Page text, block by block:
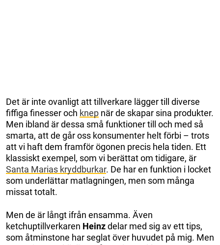
Det är inte ovanligt att tillverkare lägger till diverse
fiffiga finesser och knep när de skapar sina produkter.
Men ibland är dessa små funktioner till och med så
smarta, att de går oss konsumenter helt förbi – trots
att vi haft dem framför ögonen precis hela tiden. Ett
klassiskt exempel, som vi berättat om tidigare, är
Santa Marias kryddburkar. De har en funktion i locket
som underlättar matlagningen, men som många
missat totalt.
Men de är långt ifrån ensamma. Även
ketchuptillverkaren Heinzdelar med sig av ett tips,
som åtminstone har seglat över huvudet på mig. Men